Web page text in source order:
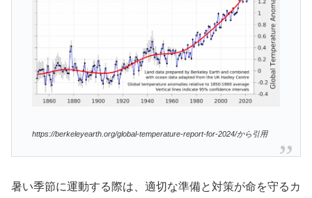
https://berkeleyearth.org/global-temperature-report-for-2024/から引用
暑い季節に運動する際は、適切な準備と対策が命を守るカ